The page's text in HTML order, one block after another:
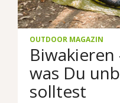
OUTDOOR MAGAZIN
Biwakieren
was Du
solltest